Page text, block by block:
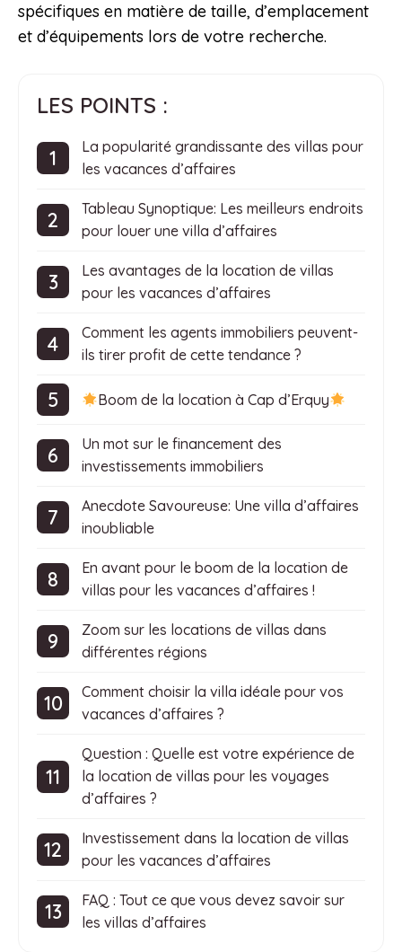
spécifiques en matière de taille, d’emplacement
et d’équipements lors de votre recherche.
LES POINTS :
La popularité grandissante des villas pour
les vacances d’affaires
Tableau Synoptique: Les meilleurs endroits
pour louer une villa d’affaires
Les avantages de la location de villas
pour les vacances d’affaires
Comment les agents immobiliers peuvent-
ils tirer profit de cette tendance ?
Boom de la location à Cap d’Erquy
Un mot sur le financement des
investissements immobiliers
Anecdote Savoureuse: Une villa d’affaires
inoubliable
En avant pour le boom de la location de
villas pour les vacances d’affaires !
Zoom sur les locations de villas dans
différentes régions
Comment choisir la villa idéale pour vos
vacances d’affaires ?
Question : Quelle est votre expérience de
la location de villas pour les voyages
d’affaires ?
Investissement dans la location de villas
pour les vacances d’affaires
FAQ : Tout ce que vous devez savoir sur
les villas d’affaires